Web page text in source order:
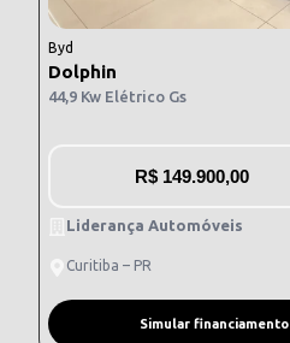
Byd
Dolphin
44,9 Kw Elétrico Gs
R$ 149.900,00
Liderança Automóveis
Curitiba – PR
Simular financiamento